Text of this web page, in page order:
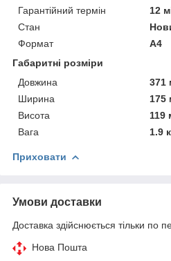
Гарантійний термін
12
Стан
Формат
A4
Габаритні розміри
Довжина
371
Ширина
175
Висота
119
Вага
1.9
Приховати
Умови доставки
Доставка здійснюється тільки по
Нова Пошта